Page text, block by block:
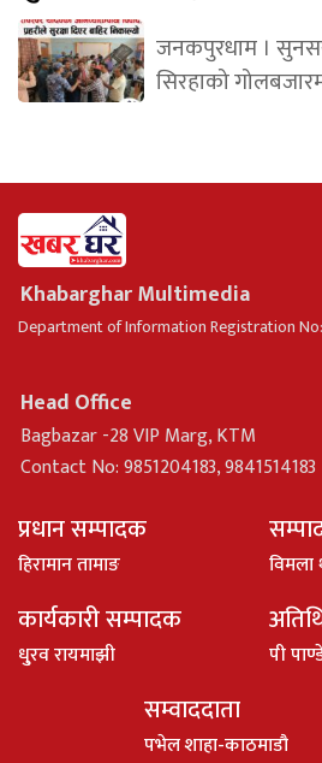
जनकपुरधाम ।
सिरहाको
Khabarghar Multimedia
Department of Information Registration
Head Office
Bagbazar -28 VIP Marg, KTM
Contact No: 9851204183, 9841514183
प्रधान सम्पादक
हिरामान तामाङ विमला
कार्यकारी सम्पादक
धु्रव रायमाझी पी
सम्वाददाता
पभेल शाहा-काठमाडौ